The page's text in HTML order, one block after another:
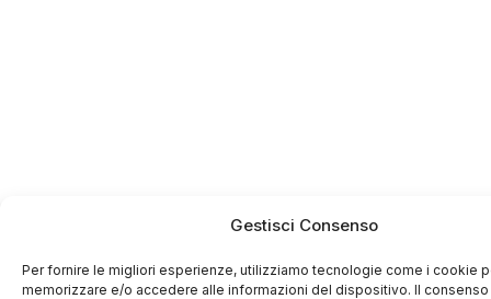
Gestisci Consenso
Per fornire le migliori esperienze, utilizziamo tecnologie come i cookie
memorizzare e/o accedere alle informazioni del dispositivo. Il